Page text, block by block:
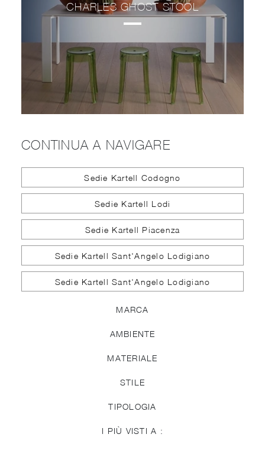
CHARLES GHOST STOOL
CONTINUA A NAVIGARE
Sedie Kartell Codogno
Sedie Kartell Lodi
Sedie Kartell Piacenza
Sedie Kartell Sant'Angelo Lodigiano
Sedie Kartell Sant'Angelo Lodigiano
MARCA
AMBIENTE
MATERIALE
STILE
TIPOLOGIA
I PIÙ VISTI A :